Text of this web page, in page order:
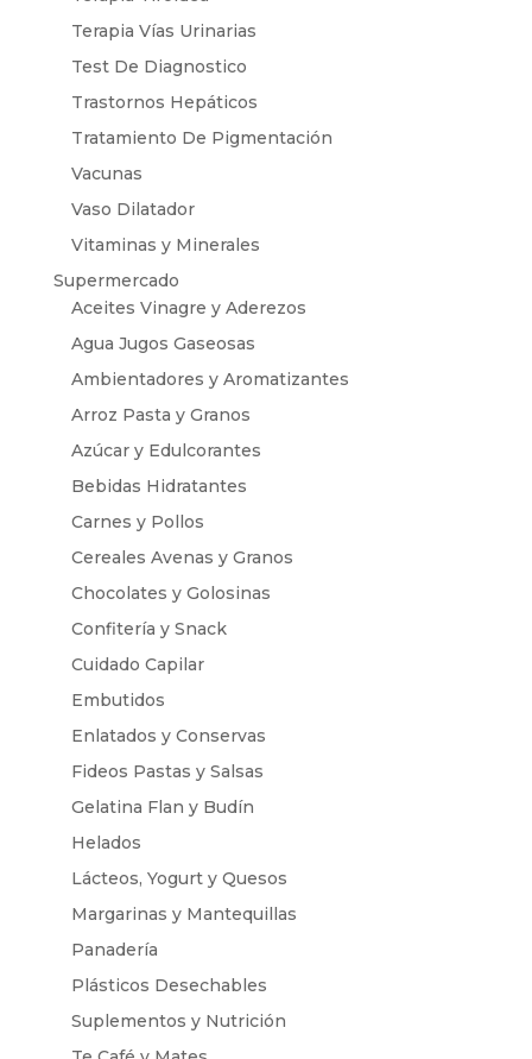
Terapia Vías Urinarias
Test De Diagnostico
Trastornos Hepáticos
Tratamiento De Pigmentación
Vacunas
Vaso Dilatador
Vitaminas y Minerales
Supermercado
Aceites Vinagre y Aderezos
Agua Jugos Gaseosas
Ambientadores y Aromatizantes
Arroz Pasta y Granos
Azúcar y Edulcorantes
Bebidas Hidratantes
Carnes y Pollos
Cereales Avenas y Granos
Chocolates y Golosinas
Confitería y Snack
Cuidado Capilar
Embutidos
Enlatados y Conservas
Fideos Pastas y Salsas
Gelatina Flan y Budín
Helados
Lácteos, Yogurt y Quesos
Margarinas y Mantequillas
Panadería
Plásticos Desechables
Suplementos y Nutrición